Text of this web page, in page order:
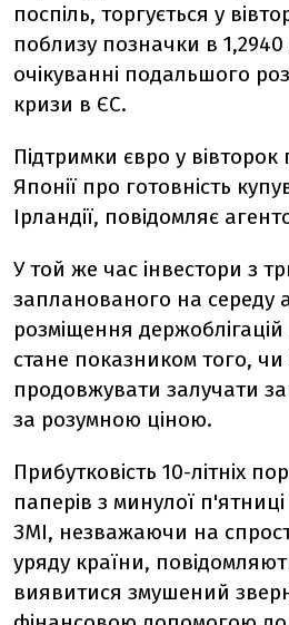
поспіль, торгується у
поблизу позначки в
очікуванні подальшого
кризи в ЄС.
Підтримки євро у
Японії про готовність
Ірландії, повідомляє
У той же час інвестори з
запланованого на середу
розміщення держоблігацій
стане показником того, чи
продовжувати залучати
за розумною ціною.
Прибутковість 10-літніх
паперів з минулої
ЗМІ, незважаючи на
уряду країни,
виявитися змушений